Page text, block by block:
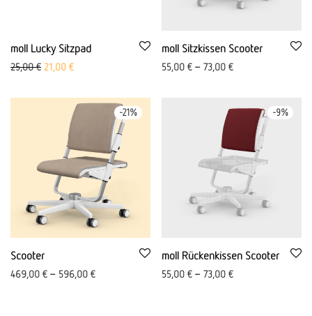
moll Lucky Sitzpad
25,00€ Ursprünglicher Preis war: 25,00 €
21,00 €Aktueller Preis ist: 21,00 €.
moll Sitzkissen Scooter
55,00 € – 73,00 €
-21%
Scooter
469,00 € – 596,00 €
-9%
moll Rückenkissen Scooter
55,00 € – 73,00 €